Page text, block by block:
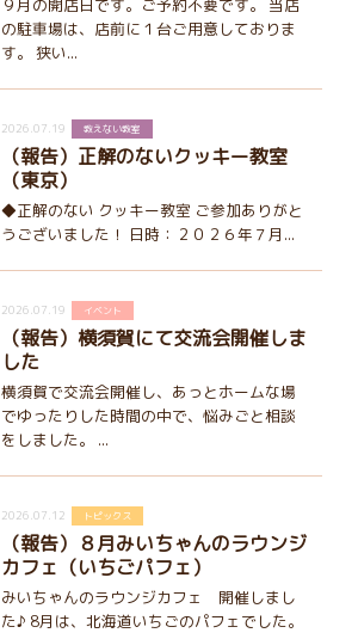
９月の開店日です。ご予約不要です。 当店
の駐車場は、店前に１台ご用意しておりま
す。 狭い...
2026.07.19 教えない教室
（報告）正解のないクッキー教室
（東京）
◆正解のない クッキー教室 ご参加ありがと
うございました！ 日時：２０２６年７月...
2026.07.19 イベント
（報告）横須賀にて交流会開催しま
した
横須賀で交流会開催し、あっとホームな場
でゆったりした時間の中で、悩みごと相談
をしました。 ...
2026.07.12 トピックス
（報告）８月みいちゃんのラウンジ
カフェ（いちごパフェ）
みいちゃんのラウンジカフェ 開催しまし
た♪ 8月は、北海道いちごのパフェでした。